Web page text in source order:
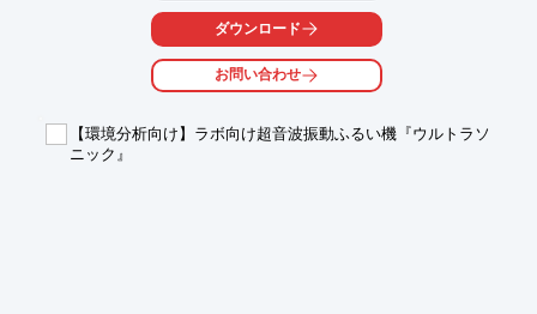
【活用シーン】
・水素ガスを利用した実験
・ガス漏れ検査
・研究室での安全管理
・高感度測定による実験の正確性向上
・迅速なガス漏れ検知による安全性の確保
ダウンロード
お問い合わせ
【環境分析向け】ラボ向け超音波振動ふるい機『ウルトラソ
ニック』